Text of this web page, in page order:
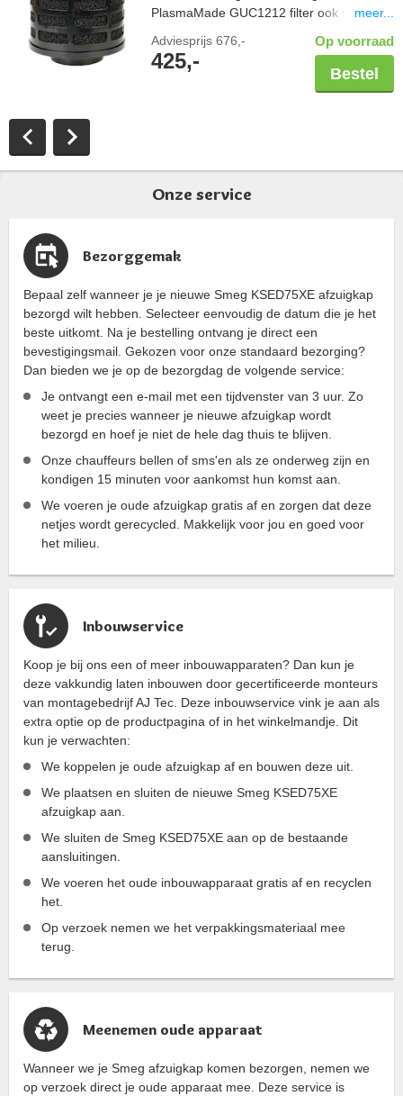
PlasmaMade GUC1212 filter ook voor een
pollen en bacteriën. Controleer altijd de
maatvoering van uw schacht in combinatie
met een PlasmaMade filter. Let hierbij op
meer...
Adviesprijs 676,-
425,-
Op voorraad
Bestel
Onze service
Bezorggemak
Bepaal zelf wanneer je je nieuwe Smeg KSED75XE afzuigkap
bezorgd wilt hebben. Selecteer eenvoudig de datum die je het
beste uitkomt. Na je bestelling ontvang je direct een
bevestigingsmail. Gekozen voor onze standaard bezorging?
Dan bieden we je op de bezorgdag de volgende service:
Je ontvangt een e-mail met een tijdvenster van 3 uur. Zo
weet je precies wanneer je nieuwe afzuigkap wordt
bezorgd en hoef je niet de hele dag thuis te blijven.
Onze chauffeurs bellen of sms'en als ze onderweg zijn en
kondigen 15 minuten voor aankomst hun komst aan.
We voeren je oude afzuigkap gratis af en zorgen dat deze
netjes wordt gerecycled. Makkelijk voor jou en goed voor
het milieu.
Inbouwservice
Koop je bij ons een of meer inbouwapparaten? Dan kun je
deze vakkundig laten inbouwen door gecertificeerde monteurs
van montagebedrijf AJ Tec. Deze inbouwservice vink je aan als
extra optie op de productpagina of in het winkelmandje. Dit
kun je verwachten:
We koppelen je oude afzuigkap af en bouwen deze uit.
We plaatsen en sluiten de nieuwe Smeg KSED75XE
afzuigkap aan.
We sluiten de Smeg KSED75XE aan op de bestaande
aansluitingen.
We voeren het oude inbouwapparaat gratis af en recyclen
het.
Op verzoek nemen we het verpakkingsmateriaal mee
terug.
Meenemen oude apparaat
Wanneer we je Smeg afzuigkap komen bezorgen, nemen we
op verzoek direct je oude apparaat mee. Deze service is